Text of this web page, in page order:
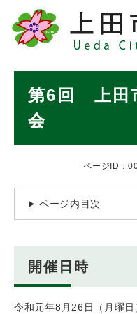
メニュ
第6回 上田
会
ページID：
ページ内目次
開催日時
令和元年8月26日（月曜